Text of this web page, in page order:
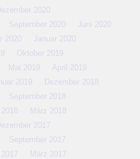
2020
September 2020
Juni 2020
2020
Januar 2020
Oktober 2019
Mai 2019
April 2019
2019
Dezember 2018
September 2018
März 2018
2017
September 2017
März 2017